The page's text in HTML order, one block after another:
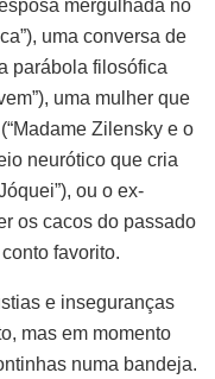
mergulhada no
uma conversa de
parábola filosófica
uma mulher que
Zilensky e o
neurótico que cria
ou o ex-
os cacos do passado
favorito.
e inseguranças
mas em momento
numa bandeja.